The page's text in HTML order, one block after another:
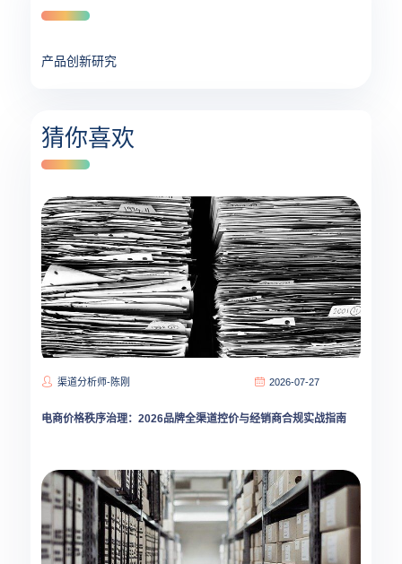
产品创新研究
猜你喜欢
渠道分析师-陈刚 2026-07-27
电商价格秩序治理：2026品牌全渠道控价与经销商合规实战指南